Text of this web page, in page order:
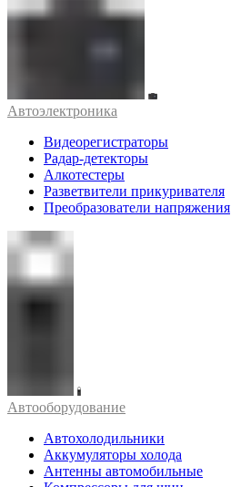
Автоэлектроника
Видеорегистраторы
Радар-детекторы
Алкотестеры
Разветвители прикуривателя
Преобразователи напряжения
Автооборудование
Автохолодильники
Аккумуляторы холода
Антенны автомобильные